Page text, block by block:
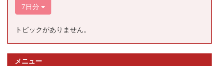
7日分
トピックがありません。
メニュー